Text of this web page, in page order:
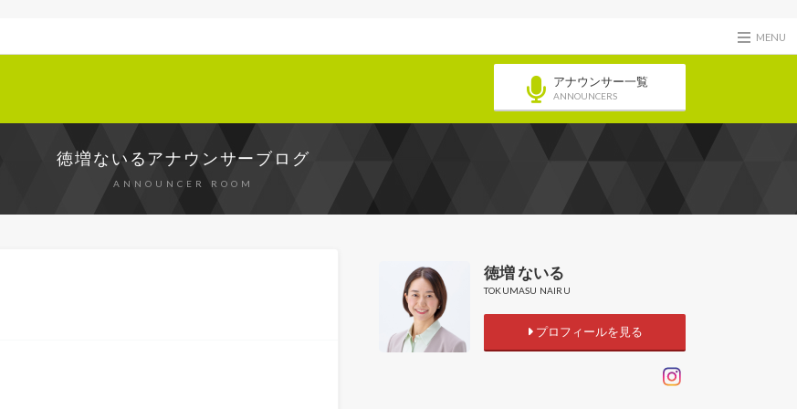
MENU
アナウンサー一覧
ANNOUNCERS
徳増ないるアナウンサーブログ
ANNOUNCER ROOM
徳増 ないる
TOKUMASU NAIRU
プロフィールを見る